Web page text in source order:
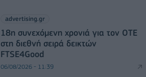
advertising.gr
18η συνεχόμενη χρονιά για τον ΟΤΕ
στη διεθνή σειρά δεικτών
FTSE4Good
06/08/2026 - 11:39